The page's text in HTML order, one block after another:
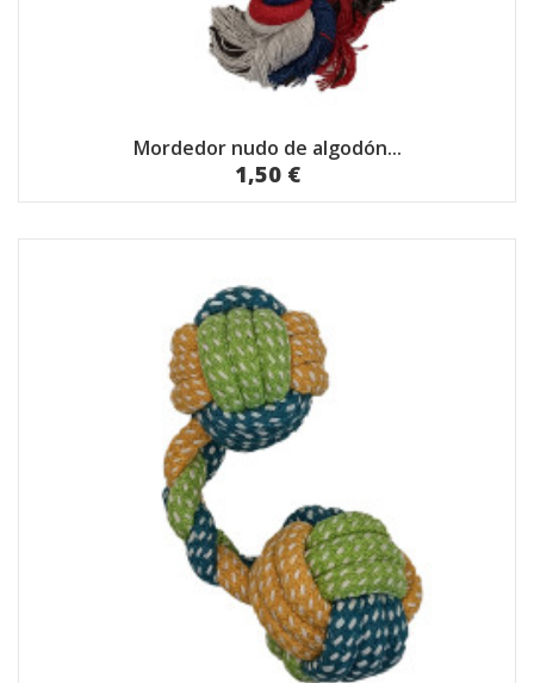
Mordedor nudo de algodón...
1,50 €